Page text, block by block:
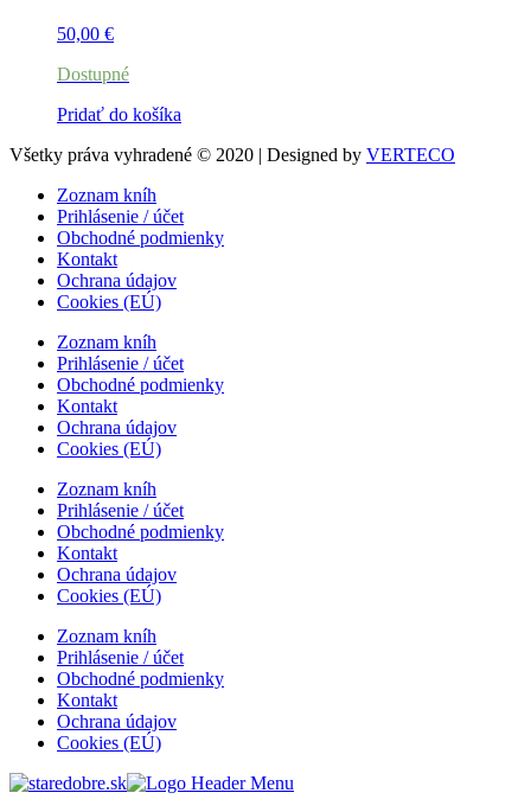
50,00 €
Dostupné
Pridať do košíka
Všetky práva vyhradené © 2020 | Designed by VERTECO
Zoznam kníh
Prihlásenie / účet
Obchodné podmienky
Kontakt
Ochrana údajov
Cookies (EÚ)
Zoznam kníh
Prihlásenie / účet
Obchodné podmienky
Kontakt
Ochrana údajov
Cookies (EÚ)
Zoznam kníh
Prihlásenie / účet
Obchodné podmienky
Kontakt
Ochrana údajov
Cookies (EÚ)
Zoznam kníh
Prihlásenie / účet
Obchodné podmienky
Kontakt
Ochrana údajov
Cookies (EÚ)